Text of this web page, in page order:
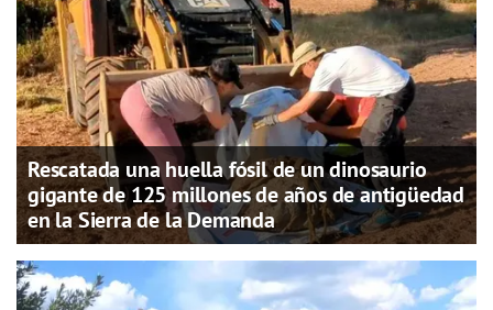
Rescatada una huella fósil de un dinosaurio
gigante de 125 millones de años de antigüedad
en la Sierra de la Demanda